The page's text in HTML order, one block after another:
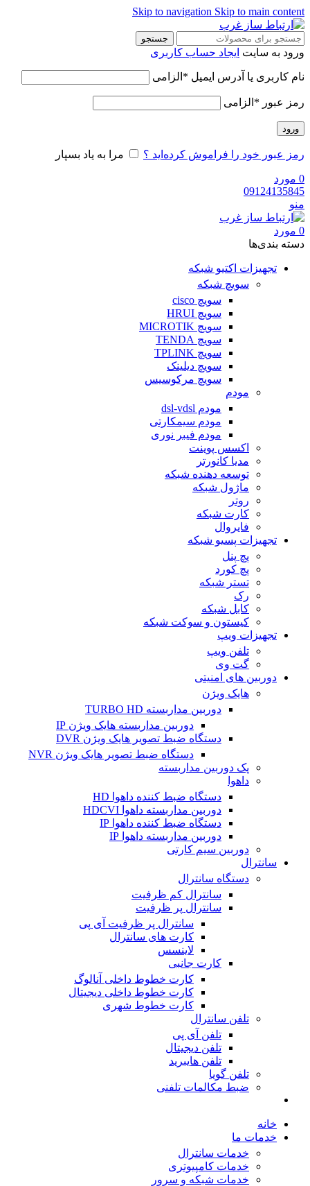
Skip to navigation Skip to main content
جستجو
ورود به سایت ایجاد حساب کاربری
نام کاربری یا آدرس ایمیل * الزامی
رمز عبور * الزامی
ورود
رمز عبور خود را فراموش کرده‌اید ؟ مرا به یاد بسپار
0 مورد
09124135845
منو
0 مورد
دسته‌ بندی‌ها
تجهیزات اکتیو شبکه
سویچ شبکه
سویچ cisco
سویچ HRUI
سویچ MICROTIK
سویچ TENDA
سویچ TPLINK
سویچ دیلینک
سویچ مرکوسیس
مودم
مودم dsl-vdsl
مودم سیمکارتی
مودم فیبر نوری
اکسس پوینت
مدیا کانورتر
توسعه دهنده شبکه
ماژول شبکه
روتر
کارت شبکه
فایروال
تجهیزات پسیو شبکه
پچ پنل
پچ کورد
تستر شبکه
رک
کابل شبکه
کیستون و سوکت شبکه
تجهیزات ویپ
تلفن ویپ
گت وی
دوربین های امنیتی
هایک ویژن
دوربین مداربسته TURBO HD
دوربین مداربسته هایک ویژن IP
دستگاه ضبط تصویر هایک ویژن DVR
دستگاه ضبط تصویر هایک ویژن NVR
پک دوربین مداربسته
داهوا
دستگاه ضبط کننده داهوا HD
دوربین مداربسته داهوا HDCVI
دستگاه ضبط کننده داهوا IP
دوربین مداربسته داهوا IP
دوربین سیم کارتی
سانترال
دستگاه سانترال
سانترال کم ظرفیت
سانترال پر ظرفیت
سانترال پر ظرفیت آی پی
کارت های سانترال
لاینسس
کارت جانبی
کارت خطوط داخلی آنالوگ
کارت خطوط داخلی دیجیتال
کارت خطوط شهری
تلفن سانترال
تلفن آی پی
تلفن دیجیتال
تلفن هایبرید
تلفن گویا
ضبط مکالمات تلفنی
خانه
خدمات ما
خدمات سانترال
خدمات کامپیوتری
خدمات شبکه و سرور